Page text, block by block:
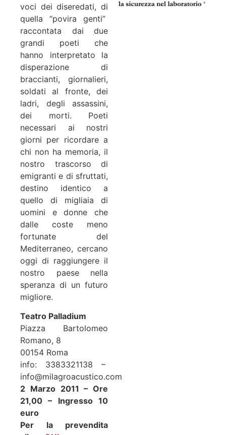
voci dei diseredati, di
quella “povira genti”
raccontata dai due
grandi poeti che
hanno interpretato la
disperazione di
braccianti, giornalieri,
soldati al fronte, dei
ladri, degli assassini,
dei morti. Poeti
necessari ai nostri
giorni per ricordare a
chi non ha memoria, il
nostro trascorso di
emigranti e di sfruttati,
destino identico a
quello di migliaia di
uomini e donne che
dalle coste meno
fortunate del
Mediterraneo, cercano
oggi di raggiungere il
nostro paese nella
speranza di un futuro
migliore.
Teatro Palladium
Piazza Bartolomeo
Romano, 8
00154 Roma
info: 3383321138 –
info@milagroacustico.com
2 Marzo 2011 – Ore
21,00 – Ingresso 10
euro
Per la prevendita